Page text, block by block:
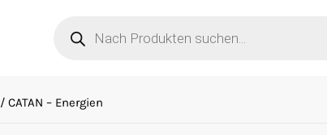
search
/ CATAN – Energien